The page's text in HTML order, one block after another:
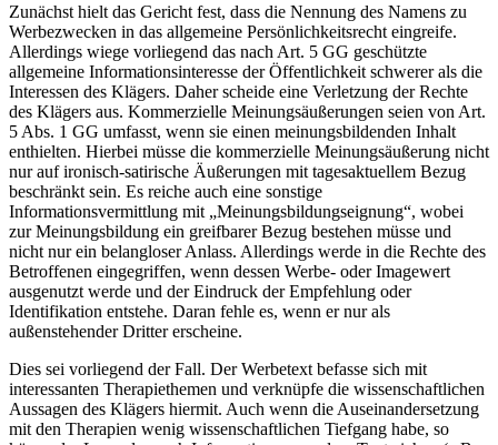
Zunächst hielt das Gericht fest, dass die Nennung des Namens zu
Werbezwecken in das allgemeine Persönlichkeitsrecht eingreife.
Allerdings wiege vorliegend das nach Art. 5 GG geschützte
allgemeine Informationsinteresse der Öffentlichkeit schwerer als die
Interessen des Klägers. Daher scheide eine Verletzung der Rechte
des Klägers aus. Kommerzielle Meinungsäußerungen seien von Art.
5 Abs. 1 GG umfasst, wenn sie einen meinungsbildenden Inhalt
enthielten. Hierbei müsse die kommerzielle Meinungsäußerung nicht
nur auf ironisch-satirische Äußerungen mit tagesaktuellem Bezug
beschränkt sein. Es reiche auch eine sonstige
Informationsvermittlung mit „Meinungsbildungseignung“, wobei
zur Meinungsbildung ein greifbarer Bezug bestehen müsse und
nicht nur ein belangloser Anlass. Allerdings werde in die Rechte des
Betroffenen eingegriffen, wenn dessen Werbe- oder Imagewert
ausgenutzt werde und der Eindruck der Empfehlung oder
Identifikation entstehe. Daran fehle es, wenn er nur als
außenstehender Dritter erscheine.
Dies sei vorliegend der Fall. Der Werbetext befasse sich mit
interessanten Therapiethemen und verknüpfe die wissenschaftlichen
Aussagen des Klägers hiermit. Auch wenn die Auseinandersetzung
mit den Therapien wenig wissenschaftlichen Tiefgang habe, so